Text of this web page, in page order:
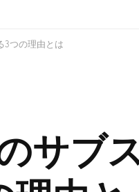
3つの理由とは
サブ